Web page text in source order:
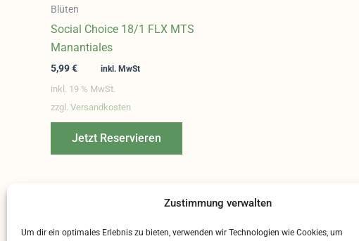
Zustimmung verwalten
Um dir ein optimales Erlebnis zu bieten, verwenden wir Technologien wie Cookies, um
Blüten
Social Choice 18/1 FLX MTS
Manantiales
5,99€ inkl. MwSt
inkl. 19 % MwSt.
zzgl. Versandkosten
Jetzt Reservieren